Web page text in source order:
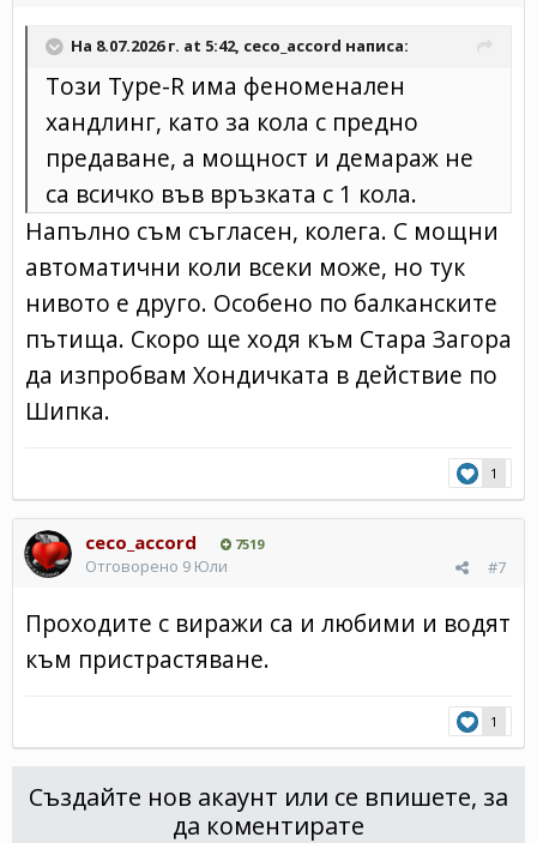
На 8.07.2026 г. at 5:42, ceco_accord написа:
Този Type-R има феноменален
хандлинг, като за кола с предно
предаване, а мощност и демараж не
са всичко във връзката с 1 кола.
Напълно съм съгласен, колега. С мощни
автоматични коли всеки може, но тук
нивото е друго. Особено по балканските
пътища. Скоро ще ходя към Стара Загора
да изпробвам Хондичката в действие по
Шипка.
1
ceco_accord 7519
#7
Отговорено 9 Юли
Проходите с виражи са и любими и водят
към пристрастяване.
1
Създайте нов акаунт или се впишете, за
да коментирате